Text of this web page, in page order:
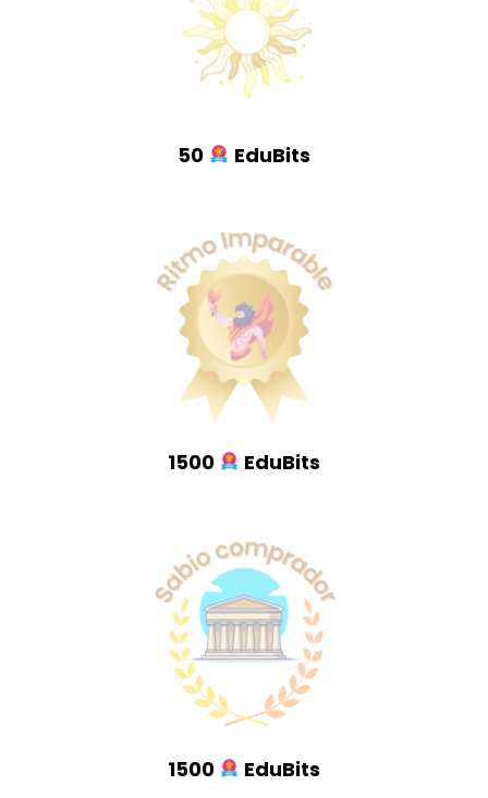
50 EduBits
1500 EduBits
1500 EduBits